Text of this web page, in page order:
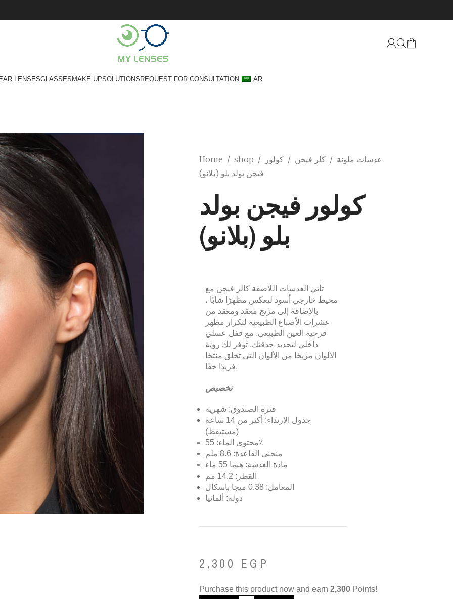
LENSESGLASSESMAKE UPSOLUTIONSREQUEST FOR CONSULTATION AR
Home / shop / عدسات ملونة / كلر فيجن / كولور
فيجن بولد بلو (بلانو)
كولور فيجن بولد
بلو (بلانو)
تأتي العدسات اللاصقة كالر فيجن مع
محيط خارجي أسود ليعكس مظهرًا شابًا ،
بالإضافة إلى مزيج معقد ومعقد من
عشرات الأصباغ الطبيعية لتكرار مظهر
قزحية العين الطبيعي. مع قفل عسلي
داخلي لتحديد حدقتك. توفر لك رؤية
الألوان مزيجًا من الألوان التي تخلق منتجًا
فريدًا حقًا.
تخصيص
فترة الصندوق: شهرية
جدول الارتداء: أكثر من 14 ساعة
(مستيقظ)
محتوى الماء: 55٪
منحنى القاعدة: 8.6 ملم
مادة العدسة: هيما 55 ماء
القطر: 14.2 مم
المعامل: 0.38 ميجا باسكال
دولة: ألمانيا
2,300 EGP
Purchase this product now and earn2,300 Points!